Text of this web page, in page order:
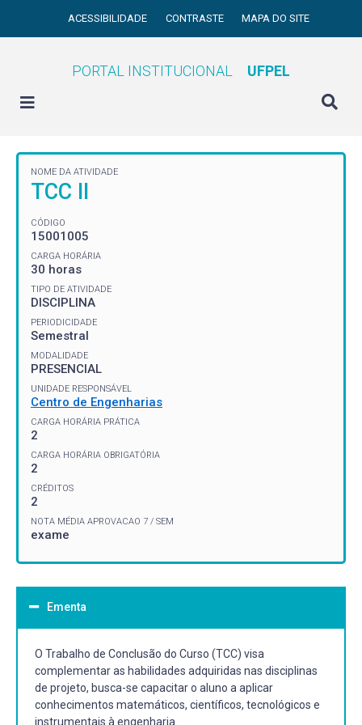
ACESSIBILIDADE CONTRASTE MAPA DO SITE
PORTAL INSTITUCIONAL UFPEL
NOME DA ATIVIDADE
TCC II
CÓDIGO
15001005
CARGA HORÁRIA
30 horas
TIPO DE ATIVIDADE
DISCIPLINA
PERIODICIDADE
Semestral
MODALIDADE
PRESENCIAL
UNIDADE RESPONSÁVEL
Centro de Engenharias
CARGA HORÁRIA PRÁTICA
2
CARGA HORÁRIA OBRIGATÓRIA
2
CRÉDITOS
2
NOTA MÉDIA APROVACAO 7 / SEM
exame
Ementa
O Trabalho de Conclusão do Curso (TCC) visa
complementar as habilidades adquiridas nas disciplinas
de projeto, busca-se capacitar o aluno a aplicar
conhecimentos matemáticos, científicos, tecnológicos e
instrumentais à engenharia.